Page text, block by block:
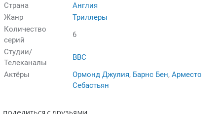
Страна
Англия
Жанр
Триллеры
Количество
серий
6
Студии/
Телеканалы
BBC
Актёры
Ормонд Джулия, Барнс Бен, Арместо
Себастьян